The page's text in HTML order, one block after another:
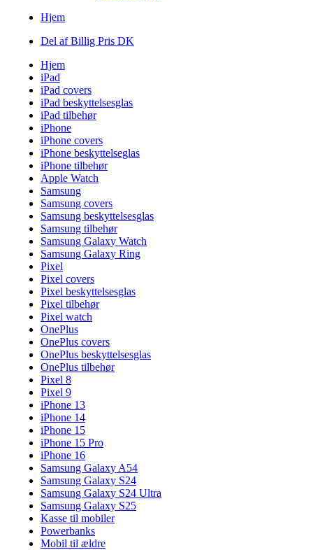
Hjem
Del af Billig Pris DK
Hjem
iPad
iPad covers
iPad beskyttelsesglas
iPad tilbehør
iPhone
iPhone covers
iPhone beskyttelseglas
iPhone tilbehør
Apple Watch
Samsung
Samsung covers
Samsung beskyttelsesglas
Samsung tilbehør
Samsung Galaxy Watch
Samsung Galaxy Ring
Pixel
Pixel covers
Pixel beskyttelsesglas
Pixel tilbehør
Pixel watch
OnePlus
OnePlus covers
OnePlus beskyttelsesglas
OnePlus tilbehør
Pixel 8
Pixel 9
iPhone 13
iPhone 14
iPhone 15
iPhone 15 Pro
iPhone 16
Samsung Galaxy A54
Samsung Galaxy S24
Samsung Galaxy S24 Ultra
Samsung Galaxy S25
Kasse til mobiler
Powerbanks
Mobil til ældre